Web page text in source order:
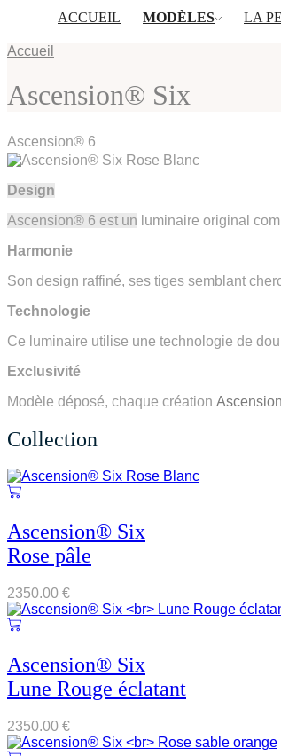
ACCUEIL MODÈLES LA
Accueil
Ascension® Six
Ascension® 6
Design
Ascension® 6 est un luminaire original
Harmonie
Son design raffiné, ses tiges semblant
Technologie
Ce luminaire utilise une technologie de
Exclusivité
Modèle déposé, chaque création
Collection
Ascension® Six
Rose pâle
2350.00 €
Ascension® Six
Lune Rouge éclatant
2350.00 €